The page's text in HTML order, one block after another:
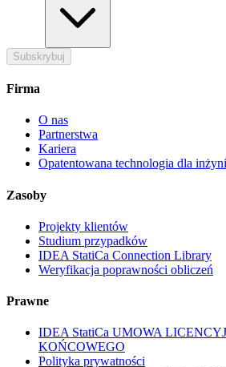
Subskrybuj
Firma
O nas
Partnerstwa
Kariera
Opatentowana technologia dla
Zasoby
Projekty klientów
Studium przypadków
IDEA StatiCa Connection Library
Weryfikacja poprawności obliczeń
Prawne
IDEA StatiCa UMOWA
KOŃCOWEGO
Polityka prywatności